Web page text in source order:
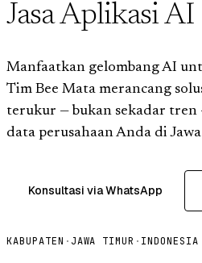
Jasa Aplikasi
Manfaatkan gelombang AI
Tim Bee Mata merancang
terukur — bukan sekadar tren
data perusahaan Anda di
Konsultasi via WhatsApp
KABUPATEN · JAWA TIMUR · INDONESIA